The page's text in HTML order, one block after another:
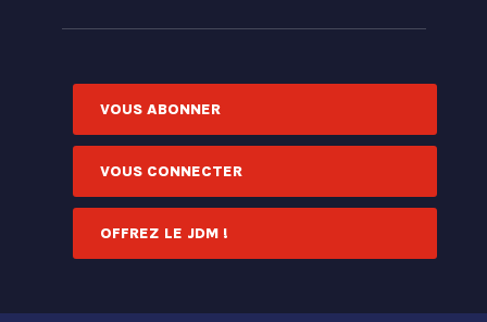
VOUS ABONNER
VOUS CONNECTER
OFFREZ LE JDM !